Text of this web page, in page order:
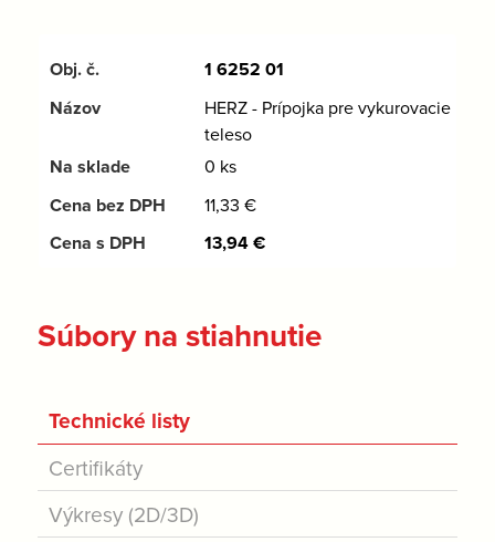
1 6252 01
HERZ - Prípojka pre vykurovacie
teleso
0 ks
11,33 €
13,94€
Súbory na stiahnutie
Technické listy
Certifikáty
Výkresy (2D/3D)